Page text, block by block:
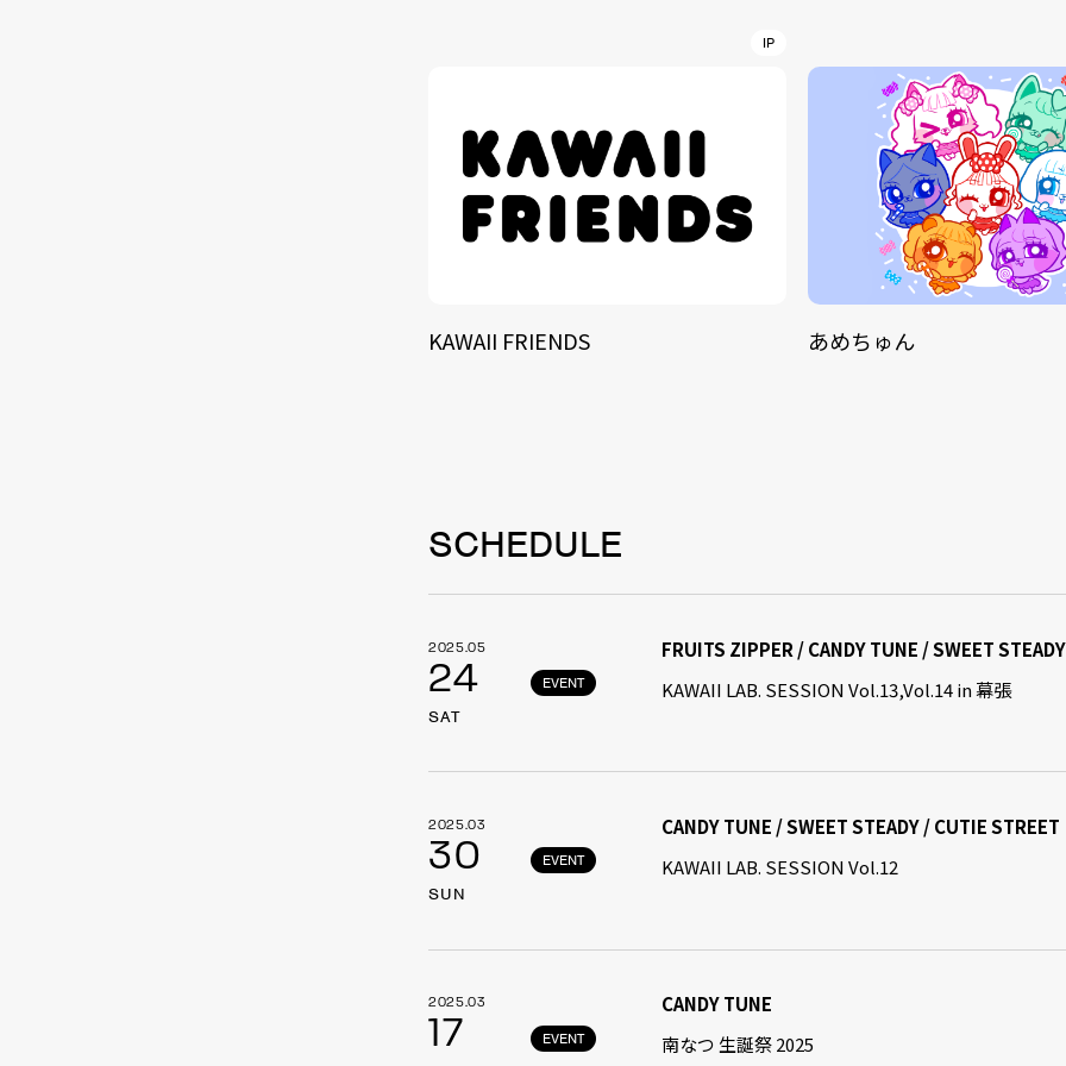
IP
KAWAII FRIENDS あめちゅん
SCHEDULE
2025.05
24
SAT
EVENT
FRUITS ZIPPER / CANDY TUNE / SWEET
KAWAII LAB. SESSION Vol.13,Vol.14 in 幕張
2025.03
30
SUN
EVENT
CANDY TUNE / SWEET STEADY / CUTIE STREET
KAWAII LAB. SESSION Vol.12
2025.03
17 EVENT
CANDY TUNE
南なつ 生誕祭 2025